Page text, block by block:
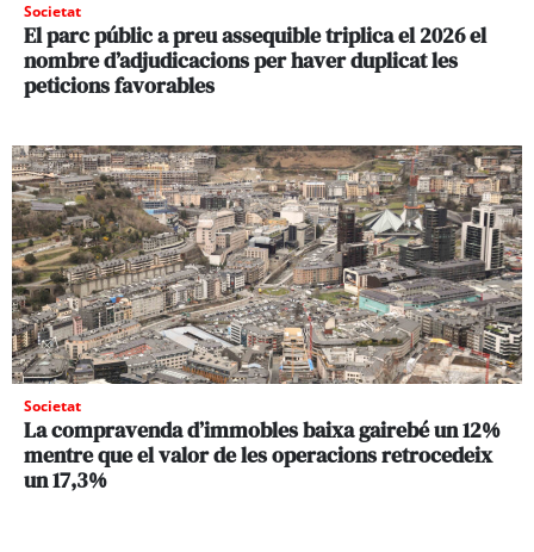
Societat
El parc públic a preu assequible triplica el 2026 el
nombre d’adjudicacions per haver duplicat les
peticions favorables
Societat
La compravenda d’immobles baixa gairebé un 12%
mentre que el valor de les operacions retrocedeix
un 17,3%